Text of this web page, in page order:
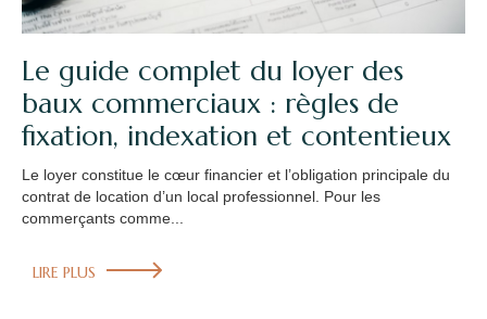
Le guide complet du loyer des
baux commerciaux : règles de
fixation, indexation et contentieux
Le loyer constitue le cœur financier et l’obligation principale du
contrat de location d’un local professionnel. Pour les
commerçants comme...
LIRE PLUS